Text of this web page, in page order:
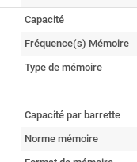
Capacité
Fréquence(s) Mémoire
Type de mémoire
Capacité par barrette
Norme mémoire